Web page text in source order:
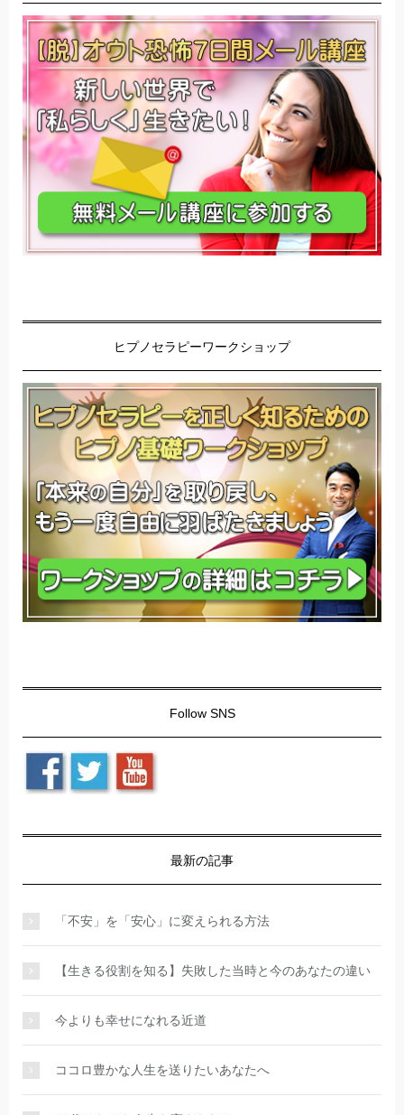
ヒプノセラピーワークショップ
Follow SNS
最新の記事
「不安」を「安心」に変えられる方法
【生きる役割を知る】失敗した当時と今のあなたの違い
今よりも幸せになれる近道
ココロ豊かな人生を送りたいあなたへ